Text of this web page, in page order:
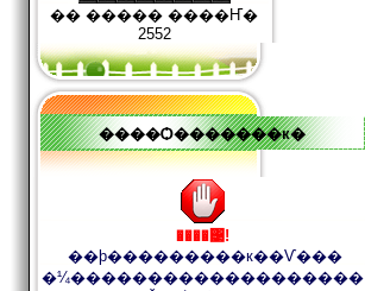
�� ����� ����Ҥ�
2552
����Ѻ�������к�
����͹!
��þ���������к��Ѵ���
�¼�������������������